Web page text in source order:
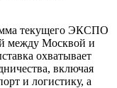
текущего ЭКСПО
между Москвой и
охватывает
включая
и логистику, а